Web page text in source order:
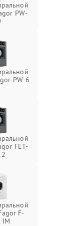
PW-
PW-6
FET-
F-
IM